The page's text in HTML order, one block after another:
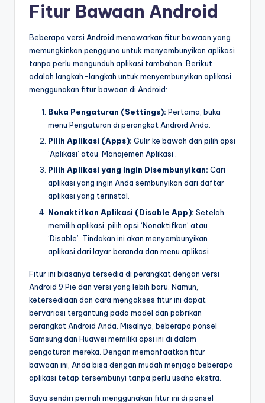
Fitur Bawaan Android
Beberapa versi Android menawarkan fitur bawaan yang
memungkinkan pengguna untuk menyembunyikan aplikasi
tanpa perlu mengunduh aplikasi tambahan. Berikut
adalah langkah-langkah untuk menyembunyikan aplikasi
menggunakan fitur bawaan di Android:
Buka Pengaturan (Settings): Pertama, buka
menu Pengaturan di perangkat Android Anda.
Pilih Aplikasi (Apps): Gulir ke bawah dan pilih opsi
‘Aplikasi’ atau ‘Manajemen Aplikasi’.
Pilih Aplikasi yang Ingin Disembunyikan: Cari
aplikasi yang ingin Anda sembunyikan dari daftar
aplikasi yang terinstal.
Nonaktifkan Aplikasi (Disable App): Setelah
memilih aplikasi, pilih opsi ‘Nonaktifkan’ atau
‘Disable’. Tindakan ini akan menyembunyikan
aplikasi dari layar beranda dan menu aplikasi.
Fitur ini biasanya tersedia di perangkat dengan versi
Android 9 Pie dan versi yang lebih baru. Namun,
ketersediaan dan cara mengakses fitur ini dapat
bervariasi tergantung pada model dan pabrikan
perangkat Android Anda. Misalnya, beberapa ponsel
Samsung dan Huawei memiliki opsi ini di dalam
pengaturan mereka. Dengan memanfaatkan fitur
bawaan ini, Anda bisa dengan mudah menjaga beberapa
aplikasi tetap tersembunyi tanpa perlu usaha ekstra.
Saya sendiri pernah menggunakan fitur ini di ponsel